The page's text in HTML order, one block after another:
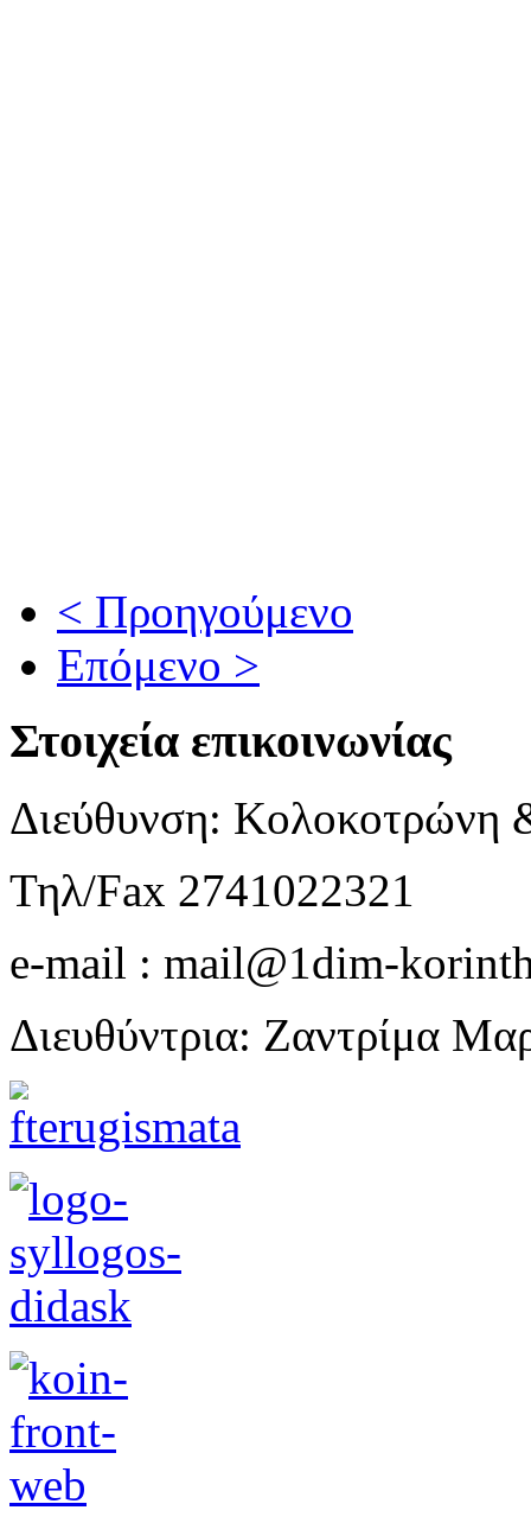
< Προηγούμενο
Επόμενο >
Στοιχεία επικοινωνίας
Διεύθυνση: Κολοκοτρώνη
Τηλ/Fax 2741022321
e-mail : mail@1dim-
Διευθύντρια: Ζαντρίμα